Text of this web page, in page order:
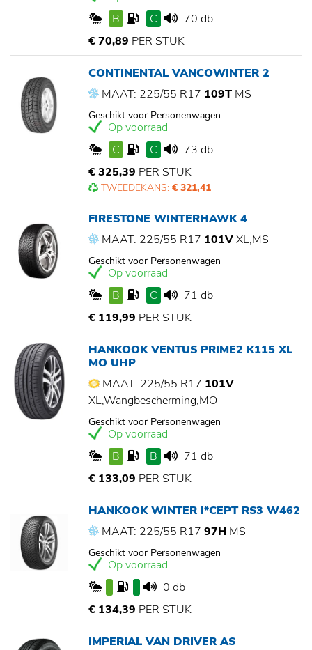
B
C
70 db
€ 70,89 PER STUK
CONTINENTAL VANCOWINTER 2
MAAT: 225/55 R17 109T MS
Geschikt voor Personenwagen
Op voorraad
C
C
73 db
€ 325,39 PER STUK
TWEEDEKANS: € 321,41
FIRESTONE WINTERHAWK 4
MAAT: 225/55 R17 101VXL,MS
Geschikt voor Personenwagen
Op voorraad
B
C
71 db
€ 119,99 PER STUK
HANKOOK VENTUS PRIME2 K115 XL
MO UHP
MAAT: 225/55 R17 101V
XL,Wangbescherming,MO
Geschikt voor Personenwagen
Op voorraad
B
B
71 db
€ 133,09 PER STUK
HANKOOK WINTER I*CEPT RS3 W462
MAAT: 225/55 R17 97H MS
Geschikt voor Personenwagen
Op voorraad
0 db
€ 134,39 PER STUK
IMPERIAL VAN DRIVER AS